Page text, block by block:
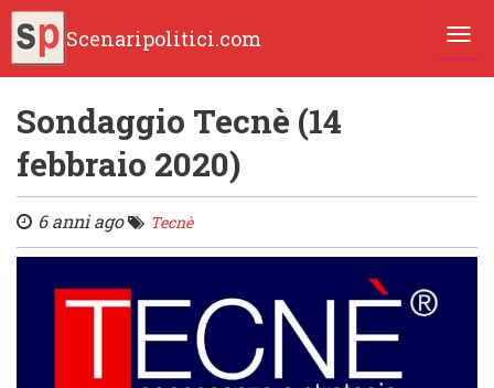
Scenaripolitici.com
Sondaggio Tecnè (14
febbraio 2020)
6 anni ago Tecnè